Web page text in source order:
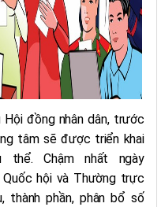
đồng nhân dân, trước
tâm sẽ được triển khai
Chậm nhất ngày
hội và Thường trực
thành phần, phân bổ số